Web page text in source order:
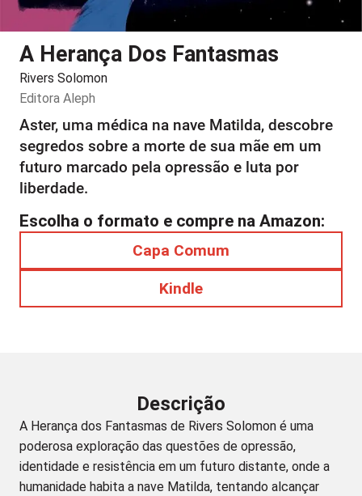
A Herança Dos Fantasmas
Rivers Solomon
Editora Aleph
Aster, uma médica na nave Matilda, descobre
segredos sobre a morte de sua mãe em um
futuro marcado pela opressão e luta por
liberdade.
Escolha o formato e compre na Amazon:
Capa Comum
Kindle
Descrição
A Herança dos Fantasmas de Rivers Solomon é uma
poderosa exploraçãо das questões de opressão,
identidade e resistência em um futuro distante, onde a
humanidade habita a nave Matilda, tentando alcançar